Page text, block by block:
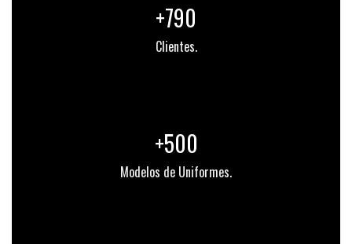
+790
Clientes.
+500
Modelos de Uniformes.